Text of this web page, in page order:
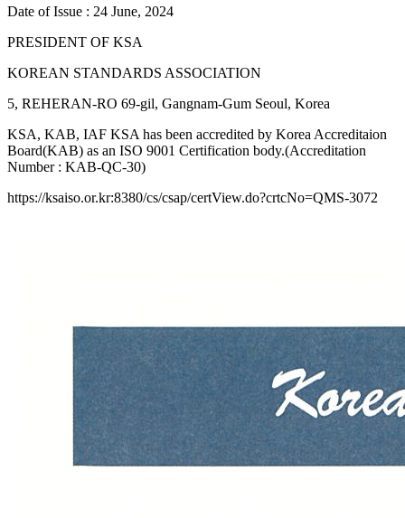
Date of Issue : 24 June, 2024
PRESIDENT OF KSA
KOREAN STANDARDS ASSOCIATION
5, REHERAN-RO 69-gil, Gangnam-Gum Seoul, Korea
KSA, KAB, IAF KSA has been accredited by Korea Accreditaion
Board(KAB) as an ISO 9001 Certification body.(Accreditation
Number : KAB-QC-30)
https://ksaiso.or.kr:8380/cs/csap/certView.do?crtcNo=QMS-3072